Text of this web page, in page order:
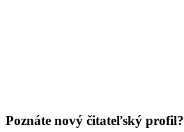
Poznáte nový čitateľský profil?